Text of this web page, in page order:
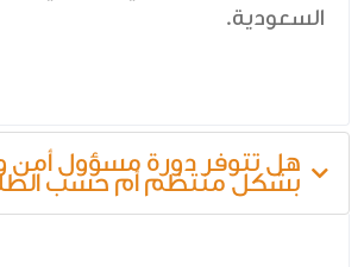
السعودية.
هل تتوفر دورة مسؤول أمن
بشكل منتظم أم حسب